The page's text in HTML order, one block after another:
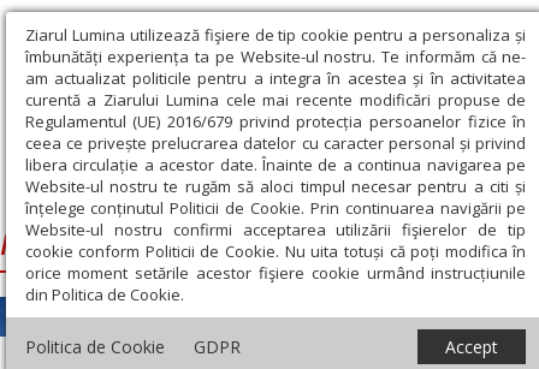
Ziarul Lumina utilizează fişiere de tip cookie pentru a personaliza și
îmbunătăți experiența ta pe Website-ul nostru. Te informăm că ne-
am actualizat politicile pentru a integra în acestea și în activitatea
curentă a Ziarului Lumina cele mai recente modificări propuse de
Regulamentul (UE) 2016/679 privind protecția persoanelor fizice în
ceea ce privește prelucrarea datelor cu caracter personal și privind
libera circulație a acestor date. Înainte de a continua navigarea pe
Website-ul nostru te rugăm să aloci timpul necesar pentru a citi și
înțelege conținutul Politicii de Cookie. Prin continuarea navigării pe
Website-ul nostru confirmi acceptarea utilizării fişierelor de tip
cookie conform Politicii de Cookie. Nu uita totuși că poți modifica în
orice moment setările acestor fişiere cookie urmând instrucțiunile
din Politica de Cookie.
Politica de Cookie GDPR Accept
Ziarul Lumina › Ignatie, Episcopul Huşilor
Ignatie, Episcopul Huşilor
Știri Știri